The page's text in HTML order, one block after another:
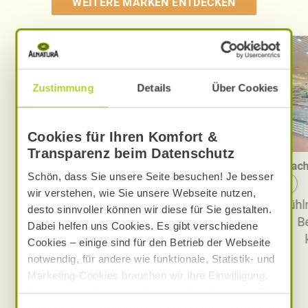
Zustimmung Details Über Cookies
Cookies für Ihren Komfort &
Transparenz beim Datenschutz
Schön, dass Sie unsere Seite besuchen! Je besser
wir verstehen, wie Sie unsere Webseite nutzen,
desto sinnvoller können wir diese für Sie gestalten.
Dabei helfen uns Cookies. Es gibt verschiedene
Cookies – einige sind für den Betrieb der Webseite
notwendig, für andere wie funktionale, Statistik- und
Marketing-Cookies brauchen wir Ihre Einwilligung.
Das optimale Nutzererlebnis erhalten Sie, wenn Sie
Überblick
Alle Informationen rund um das
PAYBACK Programm bei
Alnatura: Sammeln – einlösen –
Karte bestellen und vieles mehr.
Jetzt PAYBACK bei Alnatura